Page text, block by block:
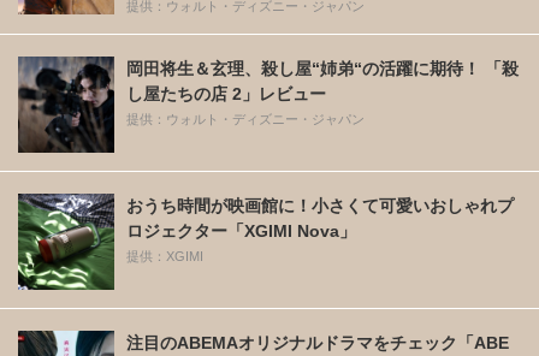
提供：ウォルト・ディズニー・ジャパン
岡田将生＆玄理、殺し屋“姉弟“の活躍に期待！ 「殺
し屋たちの店 2」レビュー
提供：ウォルト・ディズニー・ジャパン
おうち時間が映画館に！小さくて可愛いおしゃれプ
ロジェクター「XGIMI Nova」
提供：XGIMI
注目のABEMAオリジナルドラマをチェック「ABE